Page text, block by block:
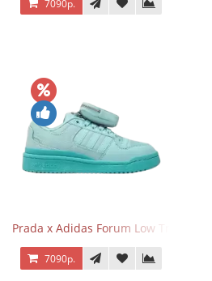
7090р.
Prada x Adidas Forum Low Triple Mint
7090р.